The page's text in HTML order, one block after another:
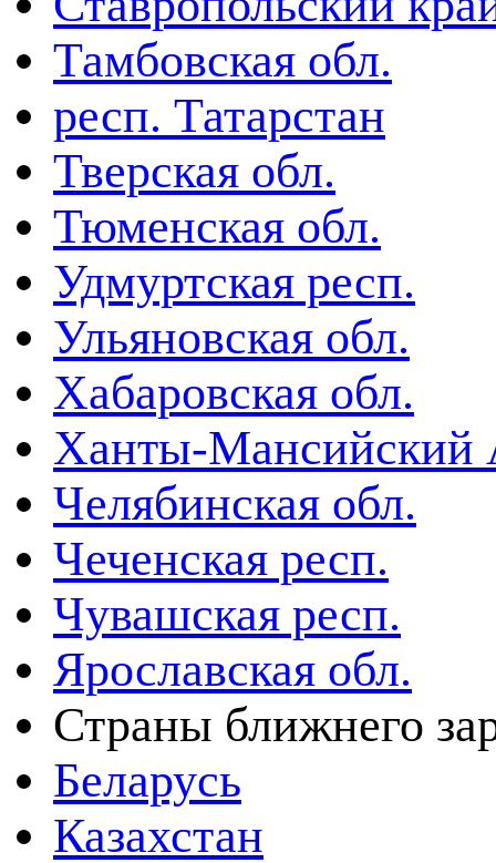
Тамбовская обл.
респ. Татарстан
Тверская обл.
Тюменская обл.
Удмуртская респ.
Ульяновская обл.
Хабаровская обл.
Ханты-
Челябинская обл.
Чеченская респ.
Чувашская респ.
Ярославская обл.
Страны ближнего
Беларусь
Казахстан